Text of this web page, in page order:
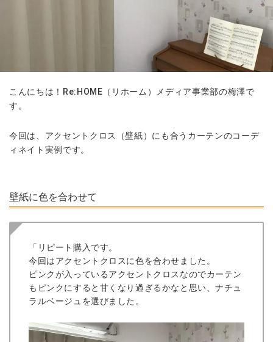
こんにちは！Re:HOME（リホーム）メディア事業部の梅澤で
す。
今回は、アクセントクロス（壁紙）にも合うカーテンのコーデ
ィネイト実例です。
壁紙に色を合わせて
「リピート購入です。
今回はアクセントクロスに色を合わせました。
ピンクが入っているアクセントクロスなのでカーテン
もピンクにすると甘くなり過ぎるかなと思い、ナチュ
ラルベージュを選びました。